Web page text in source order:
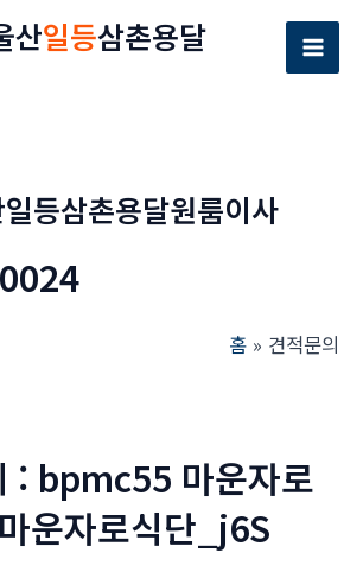
산일등삼촌용달
Main
등삼촌용달원룸이사
홈 견적문의
: bpmc55 마운자로
운자로식단_j6S